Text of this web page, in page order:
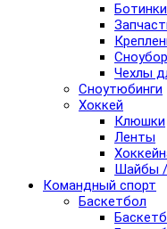
Чехлы
Сноутюбинги
Хоккей
Клюшки
Ленты
Шайбы /
Командный спорт
Баскетбол